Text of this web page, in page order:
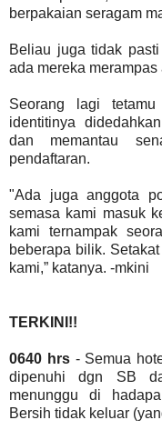
berpakaian seragam
Beliau juga tidak
ada mereka merampas
Seorang lagi
identitinya
dan memantau
pendaftaran.
"Ada juga anggota
semasa kami masuk
kami ternampak
beberapa bilik.
kami,” katanya. -mkini
TERKINI!!
0640 hrs- Semua
dipenuhi dgn SB
menunggu di
Bersih tidak keluar